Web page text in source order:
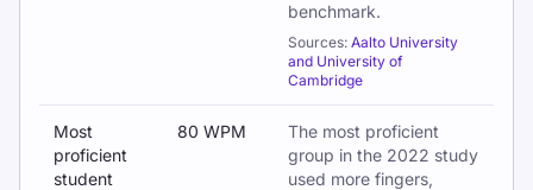
benchmark.
Sources: Aalto University
and University of
Cambridge
Most
proficient
student
80 WPM
The most proficient
group in the 2022 study
used more fingers,